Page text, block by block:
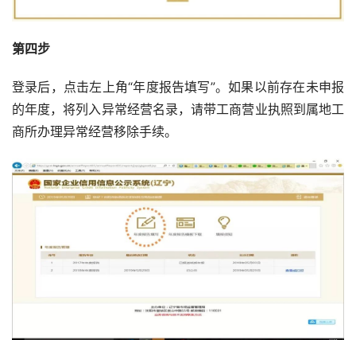
第四步
登录后，点击左上角“年度报告填写”。如果以前存在未申报
的年度，将列入异常经营名录，请带工商营业执照到属地工
商所办理异常经营移除手续。